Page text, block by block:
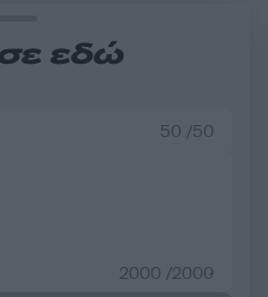
εδώ
50 /50
2000 /2000